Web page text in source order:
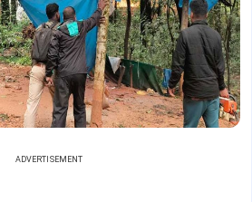
ADVERTISEMENT